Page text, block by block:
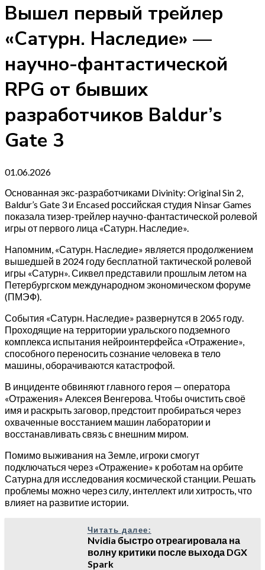
Вышел первый трейлер
«Сатурн. Наследие» —
научно-фантастической
RPG от бывших
разработчиков Baldur’s
Gate 3
01.06.2026
Основанная экс-разработчиками Divinity: Original Sin 2,
Baldur’s Gate 3 и Encased российская студия Ninsar Games
показала тизер-трейлер научно-фантастической ролевой
игры от первого лица «Сатурн. Наследие».
Напомним, «Сатурн. Наследие» является продолжением
вышедшей в 2024 году бесплатной тактической ролевой
игры «Сатурн». Сиквел представили прошлым летом на
Петербургском международном экономическом форуме
(ПМЭФ).
События «Сатурн. Наследие» развернутся в 2065 году.
Проходящие на территории уральского подземного
комплекса испытания нейроинтерфейса «Отражение»,
способного переносить сознание человека в тело
машины, оборачиваются катастрофой.
В инциденте обвиняют главного героя — оператора
«Отражения» Алексея Венгерова. Чтобы очистить своё
имя и раскрыть заговор, предстоит пробираться через
охваченные восстанием машин лаборатории и
восстанавливать связь с внешним миром.
Помимо выживания на Земле, игроки смогут
подключаться через «Отражение» к роботам на орбите
Сатурна для исследования космической станции. Решать
проблемы можно через силу, интеллект или хитрость, что
влияет на развитие истории.
Читать далее:
Nvidia быстро отреагировала на
волну критики после выхода DGX
Spark